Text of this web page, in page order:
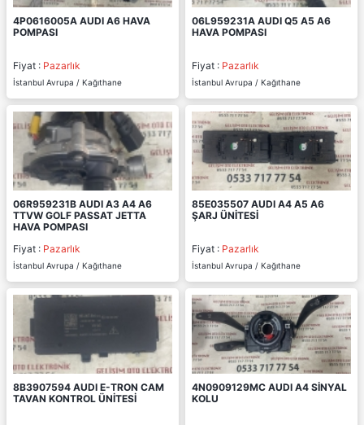
4P0616005A AUDI A6 HAVA
POMPASI
Fiyat : Pazarlık
İstanbul Avrupa / Kağıthane
06L959231A AUDI Q5 A5 A6
HAVA POMPASI
Fiyat : Pazarlık
İstanbul Avrupa / Kağıthane
06R959231B AUDI A3 A4 A6
TTVW GOLF PASSAT JETTA
HAVA POMPASI
Fiyat : Pazarlık
İstanbul Avrupa / Kağıthane
85E035507 AUDI A4 A5 A6
ŞARJ ÜNİTESİ
Fiyat : Pazarlık
İstanbul Avrupa / Kağıthane
8B3907594 AUDI E-TRON CAM
TAVAN KONTROL ÜNİTESİ
4N0909129MC AUDI A4 SİNYAL
KOLU